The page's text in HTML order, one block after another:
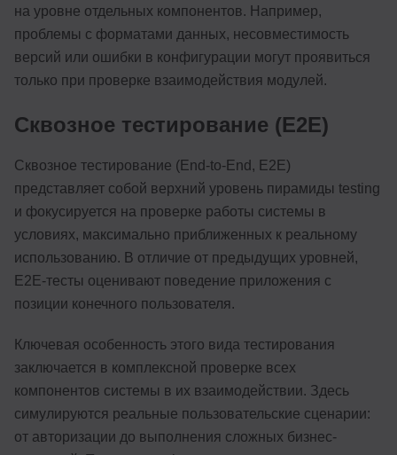
на уровне отдельных компонентов. Например,
проблемы с форматами данных, несовместимость
версий или ошибки в конфигурации могут проявиться
только при проверке взаимодействия модулей.
Сквозное тестирование (E2E)
Сквозное тестирование (End-to-End, E2E)
представляет собой верхний уровень пирамиды testing
и фокусируется на проверке работы системы в
условиях, максимально приближенных к реальному
использованию. В отличие от предыдущих уровней,
E2E-тесты оценивают поведение приложения с
позиции конечного пользователя.
Ключевая особенность этого вида тестирования
заключается в комплексной проверке всех
компонентов системы в их взаимодействии. Здесь
симулируются реальные пользовательские сценарии:
от авторизации до выполнения сложных бизнес-